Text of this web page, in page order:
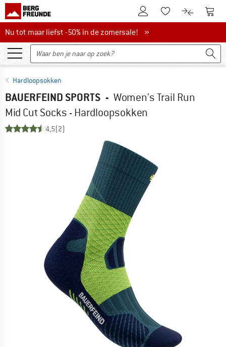
De klantenaccount
Naar deNaar de
Nu tot maar liefst -50% in de zomersale!
Nu tot maar liefst -50% in de zomersale! »
Hardloopsokken
BAUERFEIND SPORTS - Women's Trail Run
Mid Cut Socks - Hardloopsokken
4,5(2)